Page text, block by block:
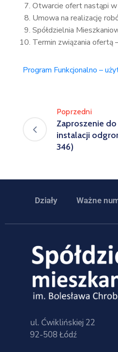
Otwarcie ofert nastąpi w
Umowa na realizację
Spółdzielnia
Termin związania ofertą
Program Funkcjonalno –
Poprzedni
Zaproszenie
instalacji
346)
Działy Ważne
ul. Ćwiklińskiej 22
92-508 Łódź